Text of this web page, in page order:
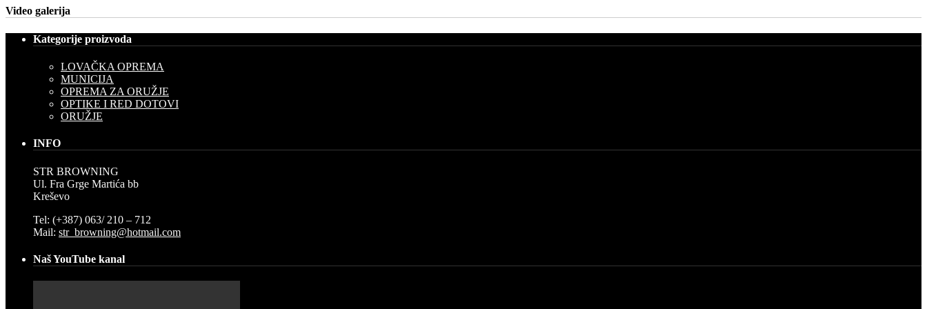
Video galerija
Kategorije proizvoda
LOVAČKA OPREMA
MUNICIJA
OPREMA ZA ORUŽJE
OPTIKE I RED DOTOVI
ORUŽJE
INFO
STR BROWNING
Ul. Fra Grge Martića bb
Kreševo
Tel: (+387) 063/ 210 – 712
Mail: str_browning@hotmail.com
Naš YouTube kanal